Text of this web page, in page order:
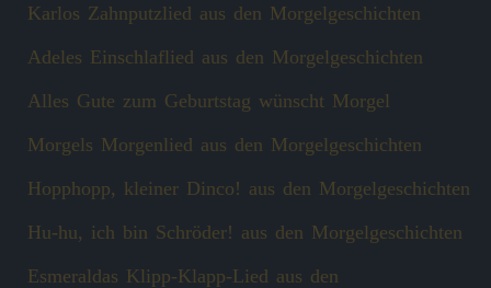
Karlos Zahnputzlied aus den Morgelgeschichten
Adeles Einschlaflied aus den Morgelgeschichten
Alles Gute zum Geburtstag wünscht Morgel
Morgels Morgenlied aus den Morgelgeschichten
Hopphopp, kleiner Dinco! aus den Morgelgeschichten
Hu-hu, ich bin Schröder! aus den Morgelgeschichten
Esmeraldas Klipp‑Klapp‑Lied aus den